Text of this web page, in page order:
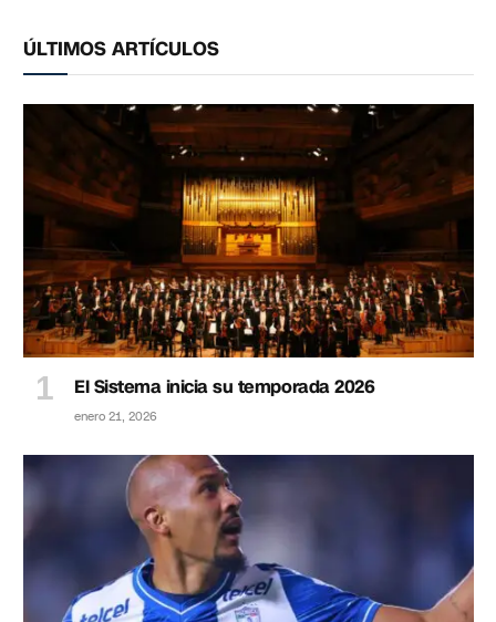
ÚLTIMOS ARTÍCULOS
El Sistema inicia su temporada 2026
enero 21, 2026